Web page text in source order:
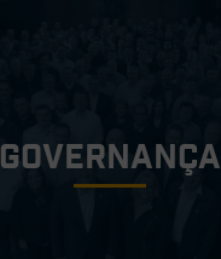
Governança